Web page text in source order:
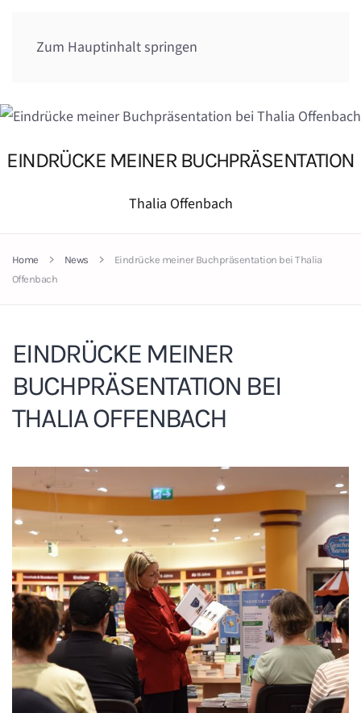
Zum Hauptinhalt springen
EINDRÜCKE MEINER BUCHPRÄSENTATION
Thalia Offenbach
Home News
Eindrücke meiner Buchpräsentation bei Thalia
Offenbach
EINDRÜCKE MEINER
BUCHPRÄSENTATION BEI
THALIA OFFENBACH